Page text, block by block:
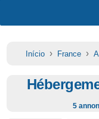
Início› France›
5